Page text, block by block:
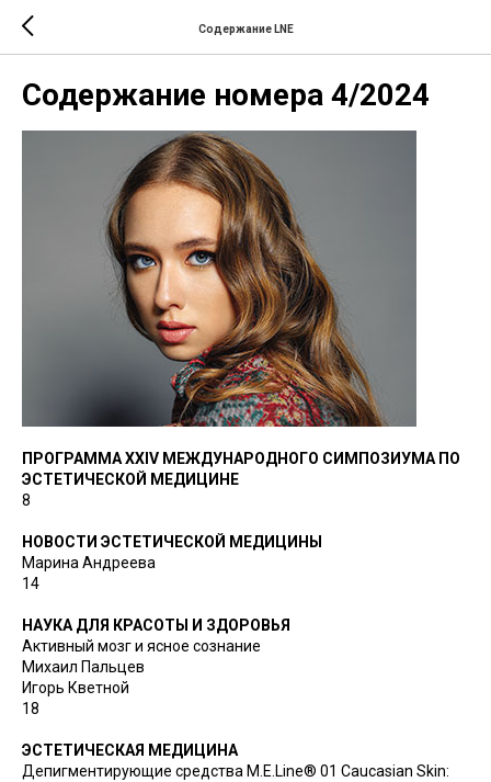
Содержание LNE
Содержание номера 4/2024
ПРОГРАММА XXIV МЕЖДУНАРОДНОГО СИМПОЗИУМА ПО
ЭСТЕТИЧЕСКОЙ МЕДИЦИНЕ
8
НОВОСТИ ЭСТЕТИЧЕСКОЙ МЕДИЦИНЫ
Марина Андреева
14
НАУКА ДЛЯ КРАСОТЫ И ЗДОРОВЬЯ
Активный мозг и ясное сознание
Михаил Пальцев
Игорь Кветной
18
ЭСТЕТИЧЕСКАЯ МЕДИЦИНА
Депигментирующие средства M.E.Line® 01 Caucasian Skin: